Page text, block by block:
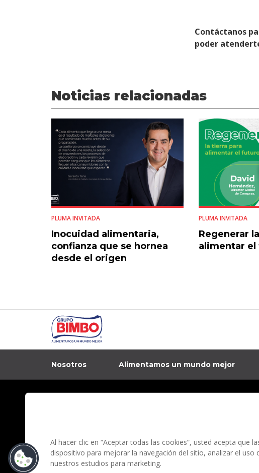
Contáctanos
poder
Noticias relacionadas
PLUMA INVITADA
Inocuidad alimentaria,
confianza que se hornea
desde el origen
PLUMA INVITADA
Regenerar
alimentar
Nosotros Alimentamos un mundo mejor
Al hacer clic en “Aceptar todas las cookies”, usted acepta que
dispositivo para mejorar la navegación del sitio, analizar el uso
nuestros estudios para marketing.